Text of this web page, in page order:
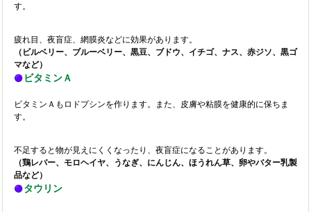
す。
疲れ目、夜盲症、網膜炎などに効果がありま す。
（ビルベリー、ブルーベリー、 黒豆、ブドウ、イチゴ、ナス、赤ジソ、黒ゴ
マなど）
ビタミンＡ
ビタミンＡも ロドプシンを作ります。
また、皮膚や粘膜を健康的に保ちま
す。
不足すると物が見えにくくなったり、 夜盲症になることがあります。
（鶏レバー、モロヘイヤ、うなぎ、にんじん、ほうれん草、卵やバター乳製
品など）
タウリン